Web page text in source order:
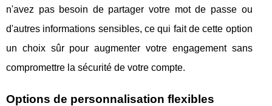
n'avez pas besoin de partager votre mot de passe ou
d'autres informations sensibles, ce qui fait de cette option
un choix sûr pour augmenter votre engagement sans
compromettre la sécurité de votre compte.
Options de personnalisation flexibles